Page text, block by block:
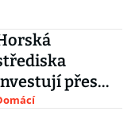
přes
Ceny